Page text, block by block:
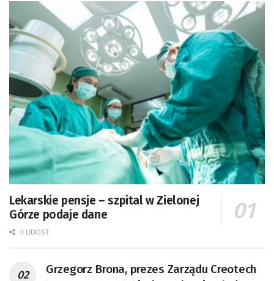
Lekarskie pensje – szpital w Zielonej
Górze podaje dane
0 UDOST.
Grzegorz Brona, prezes Zarządu Creotech